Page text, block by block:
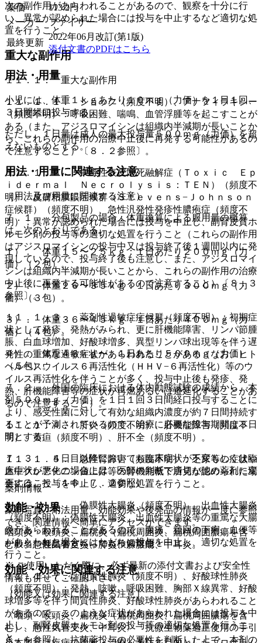
次の副作用があらわれることがあるので、観察を十分に行
い、異常が認められた場合には投与を中止するなど適切な処
置を行うこと。
重大な副作用
１１．１． 重大な副作用
１１．１．１． ショック（頻度不明）、アナフィラキシー
（頻度不明）：呼吸困難、喘鳴、血管浮腫等を起こすことが
ある（また、アジスロマイシンは組織内半減期が長いことか
ら、これらの副作用の治療中止後に再発する可能性があるの
で注意すること）〔８．２参照〕。
１１．１．２． 中毒性表皮壊死融解症（Ｔｏｘｉｃ Ｅｐ
ｉｄｅｒｍａｌ Ｎｅｃｒｏｌｙｓｉｓ：ＴＥＮ）（頻度不
明）、皮膚粘膜眼症候群（Ｓｔｅｖｅｎｓ−Ｊｏｈｎｓｏｎ
症候群）（頻度不明）、急性汎発性発疹性膿疱症（頻度不
明）：異常が認められた場合には投与を中止し、副腎皮質ホ
ルモン剤の投与等の適切な処置を行うこと（これらの副作用
はアジスロマイシンの投与中又は投与終了後１週間以内に発
現しているので、投与終了後も注意し、また、アジスロマイ
シンは組織内半減期が長いことから、これらの副作用の治療
中止後に再発する可能性があるので注意すること）〔８．３
参照〕。
１１．１．３． 薬剤性過敏症症候群（頻度不明）：初期症
状として発疹、発熱がみられ、更に肝機能障害、リンパ節腫
脹、白血球増加、好酸球増多、異型リンパ球出現等を伴う遅
発性の重篤な過敏症状があらわれることがある（なお、ヒト
ヘルペスウイルス６再活性化（ＨＨＶ−６再活性化）等のウ
イルス再活性化を伴うことが多く、投与中止後も発疹、発
熱、肝機能障害等の症状が再燃あるいは遷延化することがあ
るので注意すること）。
１１．１．４． 肝炎（頻度不明）、肝機能障害（頻度不
明）、黄疸（頻度不明）、肝不全（頻度不明）。
１１．１．５． 急性腎障害（頻度不明）：乏尿等の症状や
血中クレアチニン値上昇等の腎機能低下所見が認められた場
合には、投与を中止し、適切な処置を行うこと。
１１．１．６． 偽膜性大腸炎（頻度不明）、出血性大腸炎
（頻度不明）：偽膜性大腸炎、出血性大腸炎等の重篤な大腸
炎があらわれることがあるので、腹痛、頻回の下痢、血便等
があらわれた場合にはただちに投与を中止し、適切な処置を
行うこと。
１１．１．７． 間質性肺炎（頻度不明）、好酸球性肺炎
（頻度不明）：発熱、咳嗽、呼吸困難、胸部Ｘ線異常、好酸
球増多等を伴う間質性肺炎、好酸球性肺炎があらわれること
があるので、このような症状があらわれた場合には投与を中
止し、副腎皮質ホルモン剤の投与等の適切な処置を行うこ
と。
薬価
113.2円
メーカー ファイザー
最終更新
2022年06月改訂(第1版)
添付文書のPDFはこちら
用法・用量
小児には、体重１ｋｇあたり１０ｍｇ（力価）を１日１回、
３日間経口投与する。
ただし、１日量は成人の最大投与量５００ｍｇ（力価）を超
えないものとする。
用法・用量に関連する注意
（用法及び用量に関連する注意）
７．１． 分包製品の場合：体重換算による服用量の概算
は、次のとおりである。
１）． 体重１５〜２５ｋｇ：１日あたり２００ｍｇ（力
価）（２包）。
２）． 体重２６〜３５ｋｇ：１日あたり３００ｍｇ（力
価）（３包）。
３）． 体重３６〜４５ｋｇ：１日あたり４００ｍｇ（力
価）（４包）。
４）． 体重４６ｋｇ〜：１日あたり５００ｍｇ（力価）
（５包）。
７．２． 外国の臨床における体内動態試験の成績から、本
剤５００ｍｇ（力価）を１日１回３日間経口投与することに
より、感受性菌に対して有効な組織内濃度が約７日間持続す
ることが予測されているので、治療に必要な投与期間は３日
間とする。
７．３． ４日目以降においても臨床症状が不変もしくは臨
床症状が悪化の場合には、医師の判断で適切な他の薬剤に変
更すること〔１６．７．２参照〕。
効能・効果
咽頭炎・喉頭炎、扁桃炎（扁桃周囲炎、扁桃周囲膿瘍を含
む）、急性気管支炎、肺炎、肺膿瘍、中耳炎。
効能・効果に関連する注意
（効能又は効果に関連する注意）
〈咽頭・喉頭炎、扁桃炎（扁桃周囲炎、扁桃周囲膿瘍を含
む）、急性気管支炎、中耳炎〉「抗微生物薬適正使用の手引
き」を参照し、抗菌薬投与の必要性を判断した上で、本剤の
薬剤情報
薬剤写真、用法用量、効能効果や後発品の情報が一度に参照
でき、関連情報へ簡単にアクセスができます。
一般名、製品名どちらでも検索可能！
※ ご使用いただく際に、必ず最新の添付文書および安全性
情報も併せてご確認下さい。